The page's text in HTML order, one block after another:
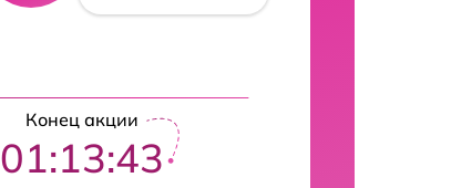
Конец акции
01:13:42